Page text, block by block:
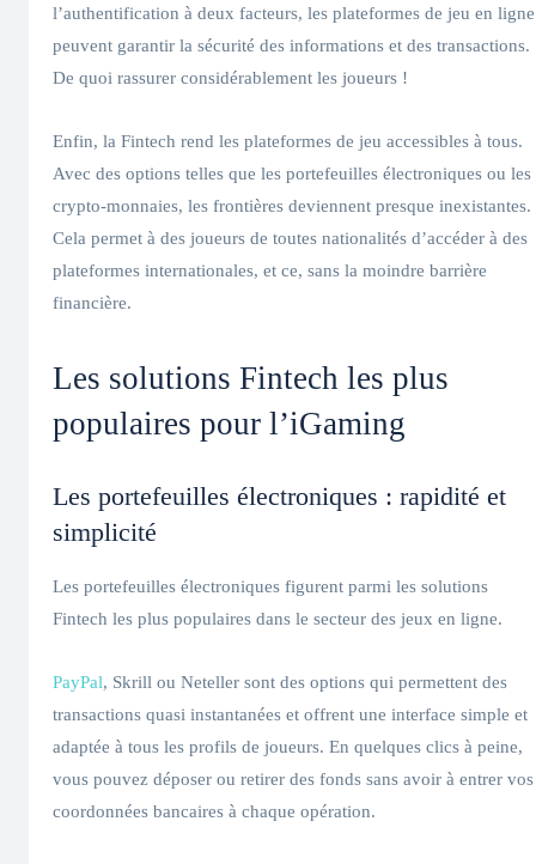
l’authentification à deux facteurs, les plateformes de jeu en ligne
peuvent garantir la sécurité des informations et des transactions.
De quoi rassurer considérablement les joueurs !
Enfin, la Fintech rend les plateformes de jeu accessibles à tous.
Avec des options telles que les portefeuilles électroniques ou les
crypto-monnaies, les frontières deviennent presque inexistantes.
Cela permet à des joueurs de toutes nationalités d’accéder à des
plateformes internationales, et ce, sans la moindre barrière
financière.
Les solutions Fintech les plus
populaires pour l’iGaming
Les portefeuilles électroniques : rapidité et
simplicité
Les portefeuilles électroniques figurent parmi les solutions
Fintech les plus populaires dans le secteur des jeux en ligne.
PayPal, Skrill ou Neteller sont des options qui permettent des
transactions quasi instantanées et offrent une interface simple et
adaptée à tous les profils de joueurs. En quelques clics à peine,
vous pouvez déposer ou retirer des fonds sans avoir à entrer vos
coordonnées bancaires à chaque opération.